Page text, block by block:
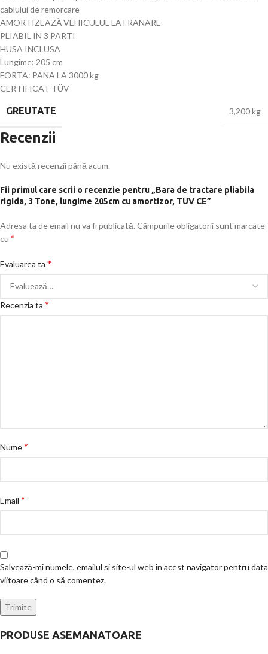
cablului de remorcare
AMORTIZEAZĂ VEHICULUL LA FRANARE
PLIABIL IN 3 PARTI
HUSA INCLUSA
Lungime: 205 cm
FORTA: PANA LA 3000 kg
CERTIFICAT TÜV
GREUTATE 3,200 kg
Recenzii
Nu există recenzii până acum.
Fii primul care scrii o recenzie pentru „Bara de tractare pliabila
rigida, 3 Tone, lungime 205cm cu amortizor, TUV CE”
Adresa ta de email nu va fi publicată. Câmpurile obligatorii sunt marcate
cu *
Evaluarea ta *
Recenzia ta *
Nume*
Email *
Salvează-mi numele, emailul și site-ul web în acest navigator pentru data
viitoare când o să comentez.
PRODUSE ASEMANATOARE